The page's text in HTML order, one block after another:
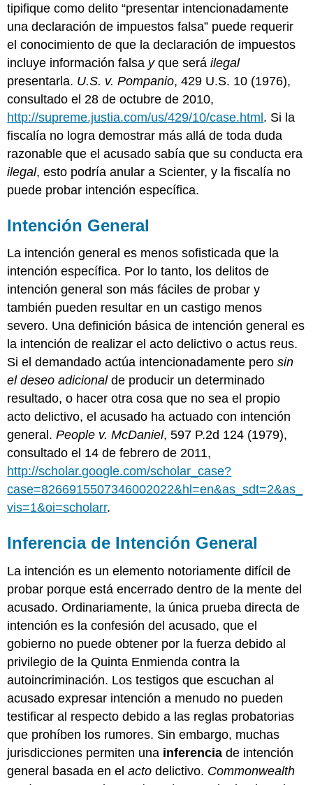
tipifique como delito “presentar intencionadamente
una declaración de impuestos falsa” puede requerir
el conocimiento de que la declaración de impuestos
incluye información falsa yque seráilegal
presentarla. U.S. v. Pompanio, 429 U.S. 10 (1976),
consultado el 28 de octubre de 2010,
http://supreme.justia.com/us/429/10/case.html. Si la
fiscalía no logra demostrar más allá de toda duda
razonable que el acusado sabía que su conducta era
ilegal, esto podría anular a Scienter, y la fiscalía no
puede probar intención específica.
Intención General
La intención general es menos sofisticada que la
intención específica. Por lo tanto, los delitos de
intención general son más fáciles de probar y
también pueden resultar en un castigo menos
severo. Una definición básica de intención general es
la intención de realizar el acto delictivo o actus reus.
Si el demandado actúa intencionadamente perosin
el deseo adicionalde producir un determinado
resultado, o hacer otra cosa que no sea el propio
acto delictivo, el acusado ha actuado con intención
general.People v. McDaniel, 597 P.2d 124 (1979),
consultado el 14 de febrero de 2011,
http://scholar.google.com/scholar_case?
case=8266915507346002022&hl=en&as_sdt=2&as_
vis=1&oi=scholarr.
Inferencia de Intención General
La intención es un elemento notoriamente difícil de
probar porque está encerrado dentro de la mente del
acusado. Ordinariamente, la única prueba directa de
intención es la confesión del acusado, que el
gobierno no puede obtener por la fuerza debido al
privilegio de la Quinta Enmienda contra la
autoincriminación. Los testigos que escuchan al
acusado expresar intención a menudo no pueden
testificar al respecto debido a las reglas probatorias
que prohíben los rumores. Sin embargo, muchas
jurisdicciones permiten una inferencia de intención
general basada en elacto delictivo. Commonwealth